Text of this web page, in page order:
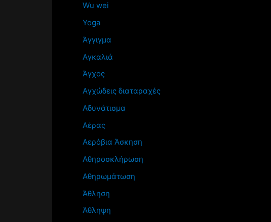
Wu wei
Yoga
Άγγιγμα
Αγκαλιά
Άγχος
Αγχώδεις διαταραχές
Αδυνάτισμα
Αέρας
Αερόβια Άσκηση
Αθηροσκλήρωση
Αθηρωμάτωση
Άθληση
Άθληψη